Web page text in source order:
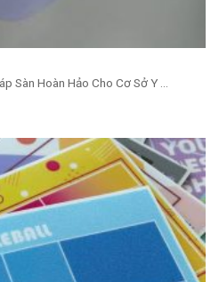
Sàn Hoàn Hảo Cho Cơ Sở Y ...